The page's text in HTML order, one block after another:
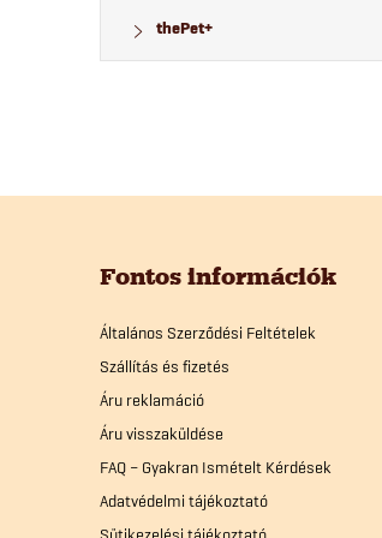
thePet+
Fontos információk
Általános Szerződési Feltételek
Szállítás és fizetés
Áru reklamáció
Áru visszaküldése
FAQ – Gyakran Ismételt Kérdések
Adatvédelmi tájékoztató